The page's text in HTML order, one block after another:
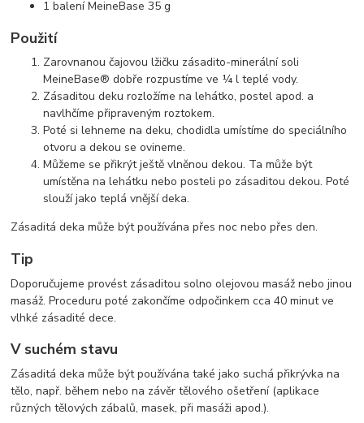
1 balení MeineBase 35 g
Použití
Zarovnanou čajovou lžičku zásadito-minerální soli
MeineBase® dobře rozpustíme ve ¼ l teplé vody.
Zásaditou deku rozložíme na lehátko, postel apod. a
navlhčíme připraveným roztokem.
Poté si lehneme na deku, chodidla umístíme do speciálního
otvoru a dekou se ovineme.
Můžeme se přikrýt ještě vlněnou dekou. Ta může být
umístěna na lehátku nebo posteli po zásaditou dekou. Poté
slouží jako teplá vnější deka.
Zásaditá deka může být používána přes noc nebo přes den.
Tip
Doporučujeme provést zásaditou solno olejovou masáž nebo jinou
masáž. Proceduru poté zakončíme odpočinkem cca 40 minut ve
vlhké zásadité dece.
V suchém stavu
Zásaditá deka může být používána také jako suchá přikrývka na
tělo, např. během nebo na závěr tělového ošetření (aplikace
různých tělových zábalů, masek, při masáži apod.).